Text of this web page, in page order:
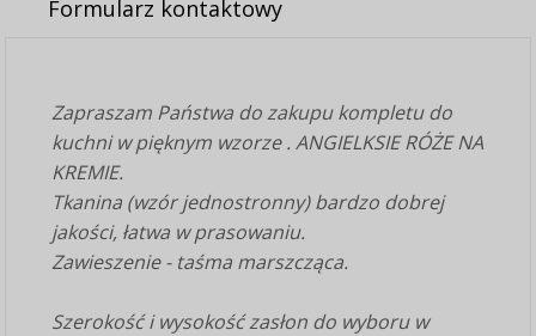
Formularz kontaktowy
Zapraszam Państwa do zakupu kompletu do
kuchni w pięknym wzorze . ANGIELKSIE RÓŻE NA
KREMIE.
Tkanina (wzór jednostronny) bardzo dobrej
jakości, łatwa w prasowaniu.
Zawieszenie - taśma marszcząca.
Szerokość i wysokość zasłon do wyboru w